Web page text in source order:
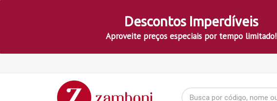
Descontos Imperdíveis
Aproveite preços especiais por tempo limitado!